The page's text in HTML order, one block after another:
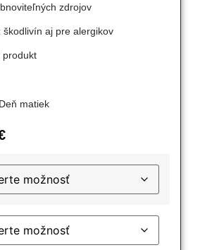
zdrojov
aj pre alergikov
produkt
matiek